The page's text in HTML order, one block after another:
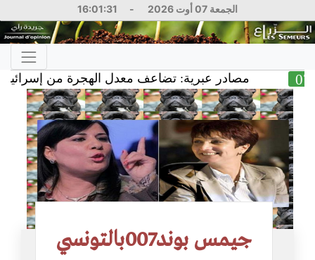
الجمعة 07 أوت 2026 -
16:01:32
مصادر عبرية: تضاعف معدل الهجرة من إسرائيل
جيمس بوند007بالتونسي